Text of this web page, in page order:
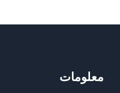
معلومات